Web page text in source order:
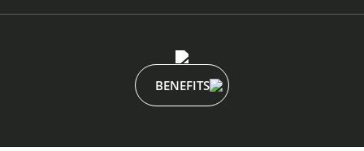
BENEFITS